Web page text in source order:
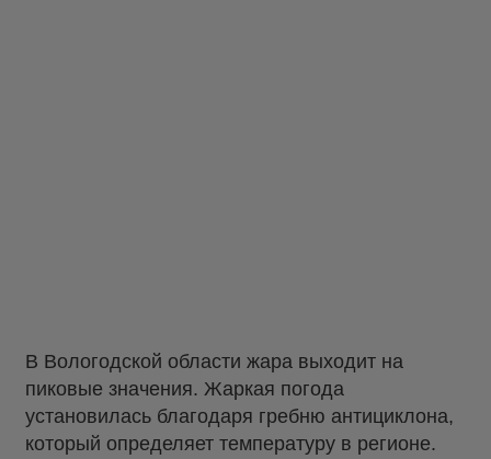
В Вологодской области жара выходит на
пиковые значения. Жаркая погода
установилась благодаря гребню антициклона,
который определяет температуру в регионе.